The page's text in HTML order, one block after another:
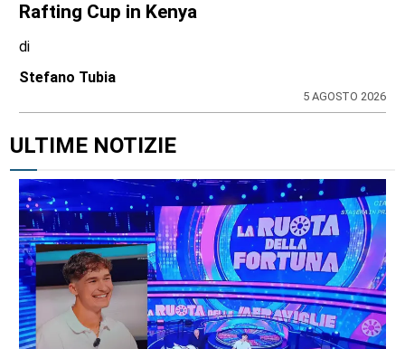
Rafting Cup in Kenya
di
Stefano Tubia
5 AGOSTO 2026
ULTIME NOTIZIE